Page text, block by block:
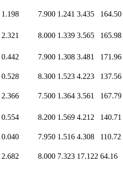
1.198 7.900 1.241 3.435 164.50
2.321 8.000 1.339 3.565 165.98
0.442 7.900 1.308 3.481 171.96
0.528 8.300 1.523 4.223 137.56
2.366 7.500 1.364 3.561 167.79
0.554 8.200 1.569 4.212 140.71
0.040 7.950 1.516 4.308 110.72
2.682 8.000 7.323 17.122 64.16